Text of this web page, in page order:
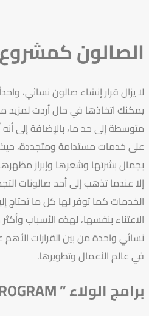
الصالون كمشروع
لا يزال قرار إنشاء صالون نسائي،
يمكنك اتخاذها في حال أردت لمزيد
متوسطة إلى حد ما، بالإضافة إلى
على خدمات مستدامة ومتجددة، حيث
بجمال بشرتها وشعرها وإبراز
إلا عندما تذهب إلى أحد صالونات
الخدمات كما توفر لها كل ما تحتاج
الاعتناء بنفسها، لهذه الأسباب
نسائي واحدة من بين القرارات الأهم
في عالم الأعمالوتطويرها.
برامج الولاء ” LOYALTY PROGRAM”